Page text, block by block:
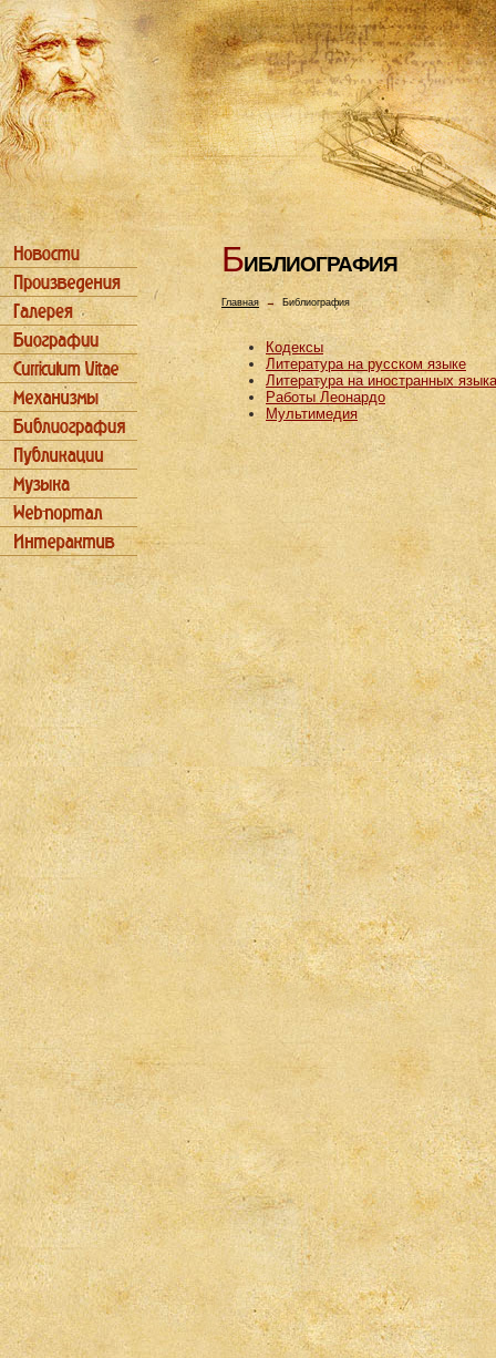
БИБЛИОГРАФИЯ
Главная→ Библиография
Кодексы
Литература на русском языке
Литература на иностранных
Работы Леонардо
Мультимедия